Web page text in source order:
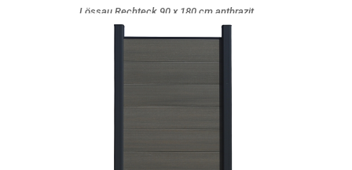
Lössau Rechteck 90 x 180 cm anthrazit